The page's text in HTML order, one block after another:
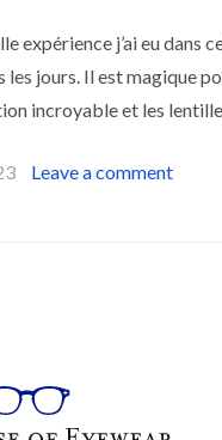
expérience j’ai eu dans
les jours. Il est magique
incroyable et les
Leave a comment